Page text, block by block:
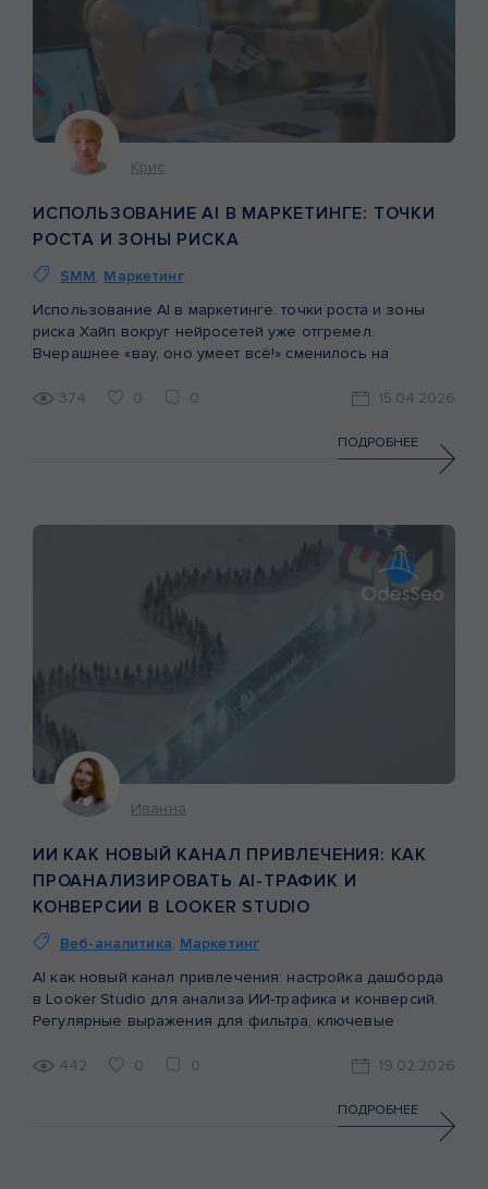
Крис
ИСПОЛЬЗОВАНИЕ AI В МАРКЕТИНГЕ: ТОЧКИ
РОСТА И ЗОНЫ РИСКА
SMM, Маркетинг
Использование AI в маркетинге: точки роста и зоны
риска Хайп вокруг нейросетей уже отгремел.
Вчерашнее «вау, оно умеет всё!» сменилось на
взрослеет. Бизнес перестает внедрять технологии ради
кратный рост эффективности, а где рушит доверие
аудитории. Сегодня главный вопрос не в том, […]
374 0 0 15.04.2026
ПОДРОБНЕЕ
Иванна
ИИ КАК НОВЫЙ КАНАЛ ПРИВЛЕЧЕНИЯ: КАК
ПРОАНАЛИЗИРОВАТЬ AI-ТРАФИК И
КОНВЕРСИИ В LOOKER STUDIO
Веб-аналитика, Маркетинг
AI как новый канал привлечения: настройка дашборда
в Looker Studio для анализа ИИ‑трафика и конверсий.
Регулярные выражения для фильтра, ключевые
442
0 0 19.02.2026
ПОДРОБНЕЕ